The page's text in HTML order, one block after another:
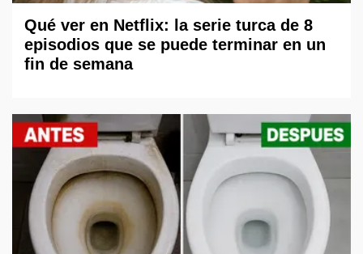
Qué ver en Netflix: la serie turca de 8
episodios que se puede terminar en un
fin de semana